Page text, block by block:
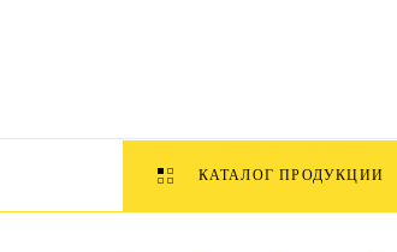
КАТАЛОГ ПРОДУКЦИИ